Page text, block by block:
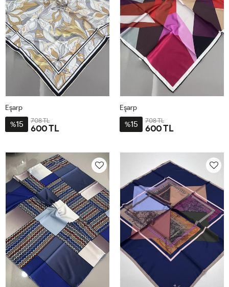
Eşarp
%15 708 TL
600 TL
Eşarp
%15 708 TL
600 TL